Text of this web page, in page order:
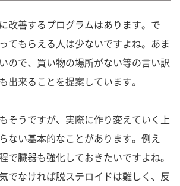
改善するプログラムはあります。で
てもらえる人は少ないですよね。あま
ので、買い物の場所がない等の言い訳
出来ることを提案しています。
そうですが、実際に作り変えていく上
ない基本的なことがあります。例え
で臓器も強化しておきたいですよね。
でなければ脱ステロイドは難しく、反